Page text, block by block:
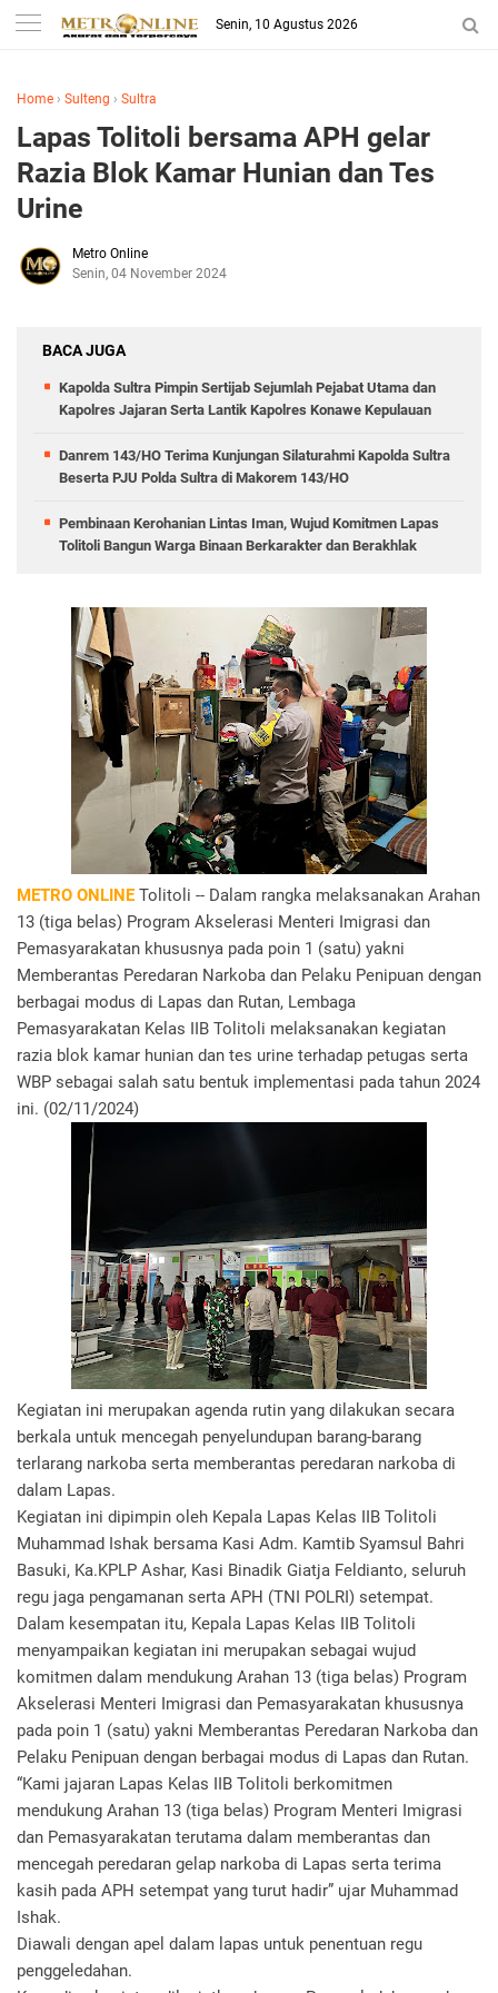
Senin, 10 Agustus 2026
Home › Sulteng › Sultra
Lapas Tolitoli bersama APH gelar
Razia Blok Kamar Hunian dan Tes
Urine
Metro Online
Senin, 04 November 2024
BACA JUGA
Kapolda Sultra Pimpin Sertijab Sejumlah Pejabat Utama dan
Kapolres Jajaran Serta Lantik Kapolres Konawe Kepulauan
Danrem 143/HO Terima Kunjungan Silaturahmi Kapolda Sultra
Beserta PJU Polda Sultra di Makorem 143/HO
Pembinaan Kerohanian Lintas Iman, Wujud Komitmen Lapas
Tolitoli Bangun Warga Binaan Berkarakter dan Berakhlak
METRO ONLINETolitoli -- Dalam rangka melaksanakan Arahan
13 (tiga belas) Program Akselerasi Menteri Imigrasi dan
Pemasyarakatan khususnya pada poin 1 (satu) yakni
Memberantas Peredaran Narkoba dan Pelaku Penipuan dengan
berbagai modus di Lapas dan Rutan, Lembaga
Pemasyarakatan Kelas IIB Tolitoli melaksanakan kegiatan
razia blok kamar hunian dan tes urine terhadap petugas serta
WBP sebagai salah satu bentuk implementasi pada tahun 2024
ini. (02/11/2024)
Kegiatan ini merupakan agenda rutin yang dilakukan secara
berkala untuk mencegah penyelundupan barang-barang
terlarang narkoba serta memberantas peredaran narkoba di
dalam Lapas.
Kegiatan ini dipimpin oleh Kepala Lapas Kelas IIB Tolitoli
Muhammad Ishak bersama Kasi Adm. Kamtib Syamsul Bahri
Basuki, Ka.KPLP Ashar, Kasi Binadik Giatja Feldianto, seluruh
regu jaga pengamanan serta APH (TNI POLRI) setempat.
Dalam kesempatan itu, Kepala Lapas Kelas IIB Tolitoli
menyampaikan kegiatan ini merupakan sebagai wujud
komitmen dalam mendukung Arahan 13 (tiga belas) Program
Akselerasi Menteri Imigrasi dan Pemasyarakatan khususnya
pada poin 1 (satu) yakni Memberantas Peredaran Narkoba dan
Pelaku Penipuan dengan berbagai modus di Lapas dan Rutan.
“Kami jajaran Lapas Kelas IIB Tolitoli berkomitmen
mendukung Arahan 13 (tiga belas) Program Menteri Imigrasi
dan Pemasyarakatan terutama dalam memberantas dan
mencegah peredaran gelap narkoba di Lapas serta terima
kasih pada APH setempat yang turut hadir” ujar Muhammad
Ishak.
Diawali dengan apel dalam lapas untuk penentuan regu
penggeledahan.